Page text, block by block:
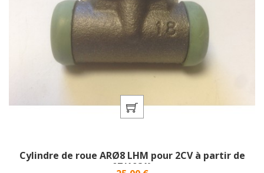
Cylindre de roue ARØ8 LHM pour 2CV à partir de
07/1981}